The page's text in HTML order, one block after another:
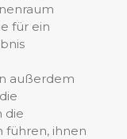
für ein
außerdem
die
führen, ihnen